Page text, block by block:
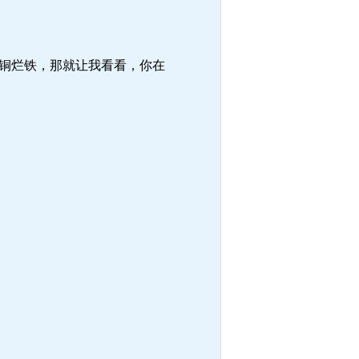
烂铁，那就让我看看，你在